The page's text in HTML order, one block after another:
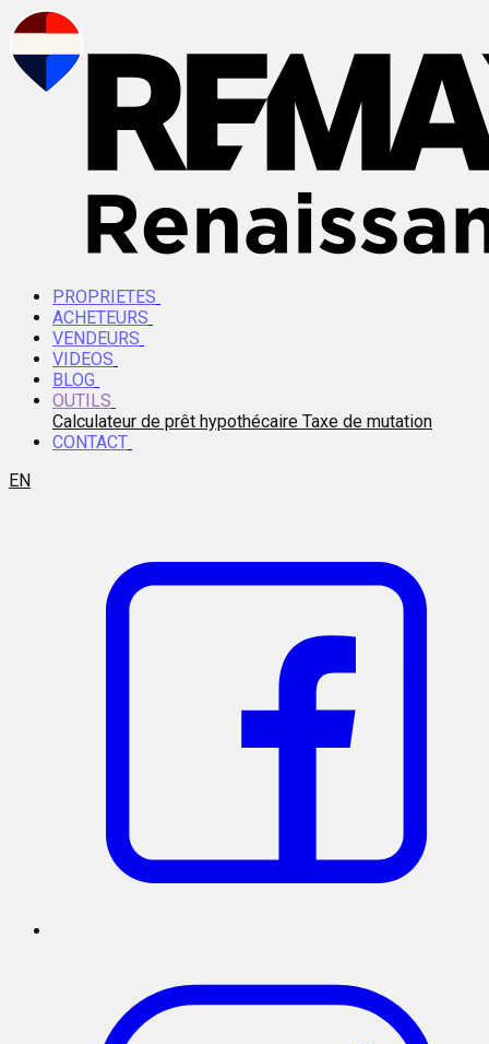
PROPRIETES
ACHETEURS
VENDEURS
VIDEOS
BLOG
OUTILS
Calculateur de prêt hypothécaire Taxe de mutation
CONTACT
EN